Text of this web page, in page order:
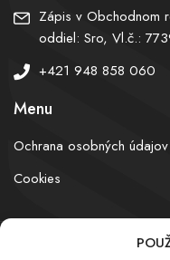
Zápis v Obchodnom
oddiel: Sro, Vl.č.:
+421 948 858 060
Menu
Ochrana osobných údajov
Cookies